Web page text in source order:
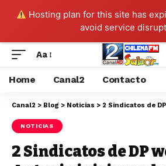
Hosting plan for this site has
avoid service
Aa
Home Canal2 Contacto
Canal2 > Blog > Noticias > 2 Sindicatos de DP world San Antonio iniciaron huelga
NOTICIAS
2 Sindicatos de DP